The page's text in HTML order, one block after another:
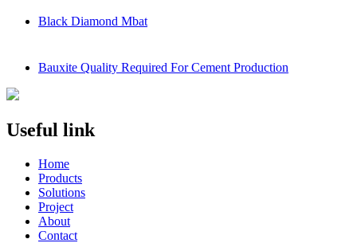
Black Diamond Mbat
Bauxite Quality Required For Cement Production
Useful link
Home
Products
Solutions
Project
About
Contact